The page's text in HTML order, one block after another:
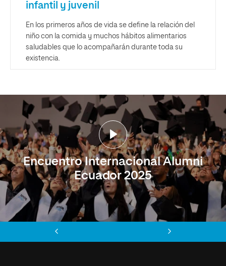
infantil y juvenil
En los primeros años de vida se define la relación del
niño con la comida y muchos hábitos alimentarios
saludables que lo acompañarán durante toda su
existencia.
Encuentro Internacional Alumni
Ecuador 2025